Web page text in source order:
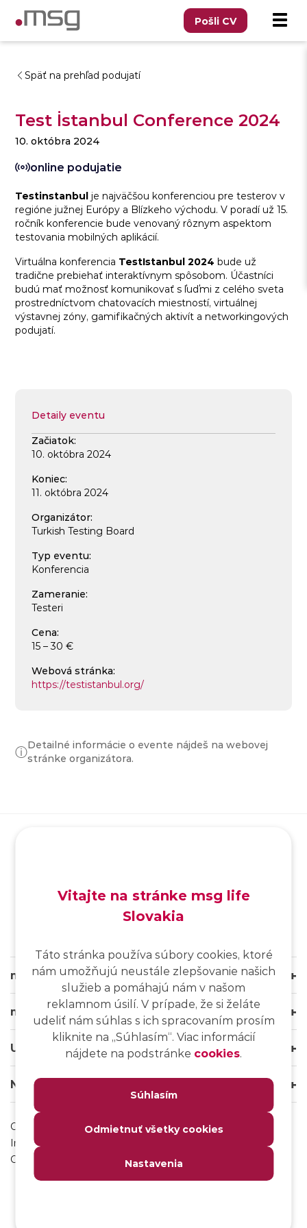
Pošli CV
Späť na prehľad podujatí
Test İstanbul Conference 2024
10. októbra 2024
online podujatie
Testinstanbul je najväčšou konferenciou pre testerov v
regióne južnej Európy a Blízkeho východu. V poradí už 15.
ročník konferencie bude venovaný rôznym aspektom
testovania mobilných aplikácií.
Virtuálna konferencia TestIstanbul 2024 bude už
tradične prebiehať interaktívnym spôsobom. Účastníci
budú mať možnosť komunikovať s ľuďmi z celého sveta
prostredníctvom chatovacích miestností, virtuálnej
výstavnej zóny, gamifikačných aktivít a networkingových
podujatí.
Detaily eventu
Začiatok:
10. októbra 2024
Koniec:
11. októbra 2024
Organizátor:
Turkish Testing Board
Typ eventu:
Konferencia
Zameranie:
Testeri
Cena:
15 – 30 €
Webová stránka:
https://testistanbul.org/
ⓘDetailné informácie o evente nájdeš na webovej
stránke organizátora.
/EN /DE
msg life Slovakia
msg life Group
Užitočné odkazy
Naše weby
Ochrana osobných údajov
Impressum
Odhlásenie sa z msg IT komunity
Vitajte na stránke msg life
Slovakia
Táto stránka používa súbory cookies, ktoré
nám umožňujú neustále zlepšovanie našich
služieb a pomáhajú nám v našom
reklamnom úsilí. V prípade, že si želáte
udeliť nám súhlas s ich spracovaním prosím
kliknite na ,,Súhlasím“. Viac informácií
nájdete na podstránke cookies.
Súhlasím
Odmietnuť všetky cookies
Nastavenia